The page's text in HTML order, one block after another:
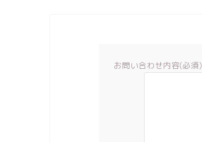
お問い合わせ内容(必須)